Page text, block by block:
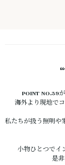
POINT NO.39
海外より現地で
私たちが扱う照明や
小物ひとつでイ
是